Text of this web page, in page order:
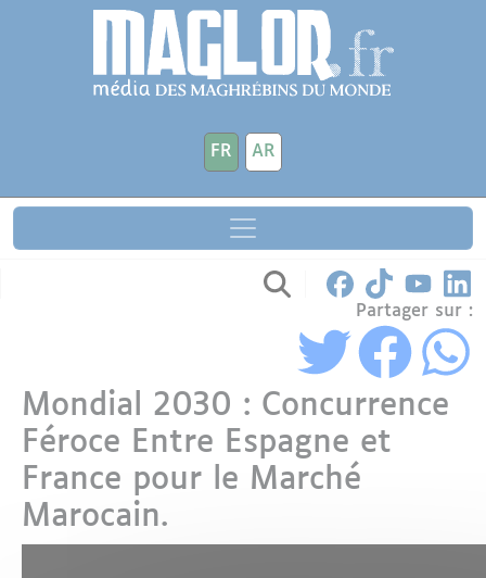
Aller au contenu principal
FR AR
Partager sur :
Mondial 2030 : Concurrence
Féroce Entre Espagne et
France pour le Marché
Marocain.
Panneau de gestion des cookies